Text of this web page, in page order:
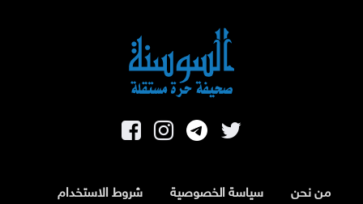
من نحن سياسة الخصوصية شروط الاستخدام